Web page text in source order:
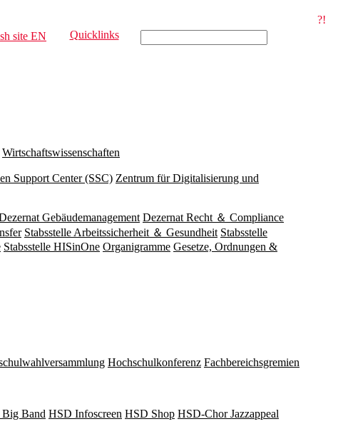
?!
site EN Quicklinks
Wirtschaftswissenschaften
Support Center (SSC) Zentrum für Digitalisierung und
Gebäudemanagement Dezernat Recht ＆ Compliance
Stabsstelle Arbeitssicherheit ＆ Gesundheit Stabsstelle
Stabsstelle HISinOne Organigramme Gesetze, Ordnungen &
Hochschulkonferenz Fachbereichsgremien
Band HSD Infoscreen HSD Shop HSD-Chor Jazzappeal